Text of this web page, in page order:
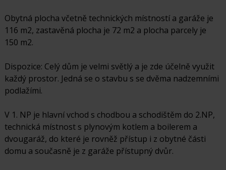
Obytná plocha včetně technických místností a garáže je
116 m2, zastavěná plocha je 72 m2 a plocha parcely je
150 m2.
Dispozice: Celý dům je velmi světlý a je zde účelně využit
každý prostor. Jedná se o stavbu s se dvěma nadzemními
podlažími.
V 1. NP je hlavní vchod s chodbou a schodištěm do 2.NP,
technická místnost s plynovým kotlem a boilerem a
dvougaráž, do které je rovněž přístup i z obytné části
domu a současně je z garáže přístupný dvůr.